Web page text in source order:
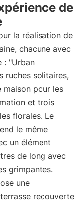
de
la réalisation de
chacune avec
: "Urban
ruches solitaires,
maison pour les
et trois
florales. Le
le même
un élément
de long avec
grimpantes.
une
recouverte